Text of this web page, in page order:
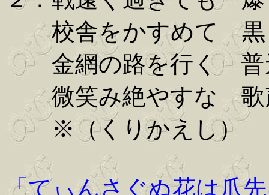
校舎をかすめて 黒
金網の路を行く 普
微笑み絶やすな 歌
※（くりかえし）
「てぃんさぐぬ花は爪